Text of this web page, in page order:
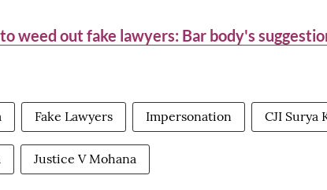
weed out fake lawyers: Bar body's
Fake Lawyers Impersonation CJI Surya
Justice V Mohana